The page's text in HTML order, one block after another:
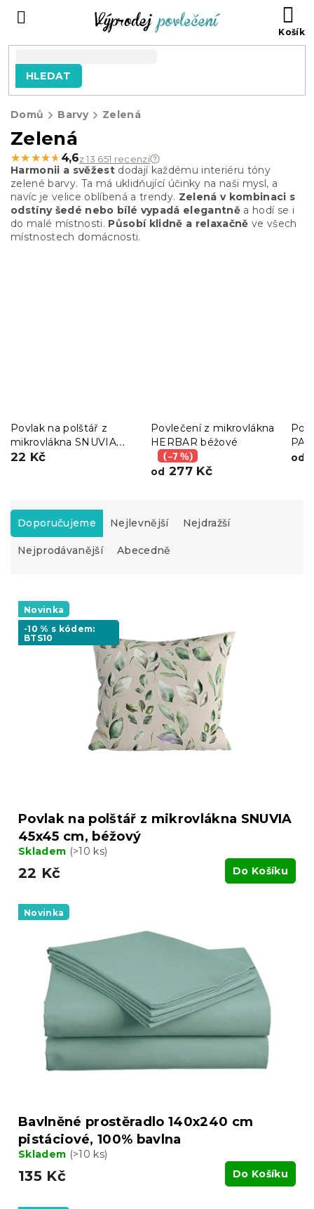
HLEDAT
Domů Barvy Zelená
Zelená
★★★★★
★★★★★ 4,6z 13 651 recenzí
Harmonii a svěžest dodají každému interiéru tóny
zelené barvy. Ta má uklidňující účinky na naši mysl, a
navíc je velice oblíbená a trendy. Zelená v kombinaci s
odstíny šedé nebo bílé vypadá elegantně a hodí se i
do malé místnosti. Působí klidně a relaxačně ve všech
místnostech domácnosti.
Povlak na polštář z
mikrovlákna SNUVIA
45x45 cm, béžový
22 Kč
Povlečení z mikrovlákna
HERBAR béžové
(–7 %)
od 277 Kč
od
Ř
z
e
p
d
Doporučujeme Nejlevnější Nejdražší
Nejprodávanější Abecedně
p
Novinka
-10 % s kódem:
BTS10
Povlak na polštář z mikrovlákna SNUVIA
45x45 cm, béžový
Skladem (>10 ks)
22 Kč Do Košíku
Novinka
Bavlněné prostěradlo 140x240 cm
pistáciové, 100% bavlna
Skladem (>10 ks)
135 Kč Do Košíku